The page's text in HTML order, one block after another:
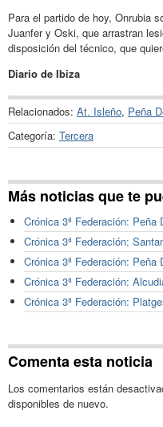
Para el partido de hoy, Onrubia
Juanfer y Oski, que arrastran
disposición del técnico, que
Diario de Ibiza
Relacionados: At. Isleño, Peña
Categoría: Tercera
Más noticias que te
Crónica 3ª Federación:
Crónica 3ª Federación:
Crónica 3ª Federación:
Crónica 3ª Federación:
Crónica 3ª Federación:
Comenta esta noticia
Los comentarios están
disponibles de nuevo.